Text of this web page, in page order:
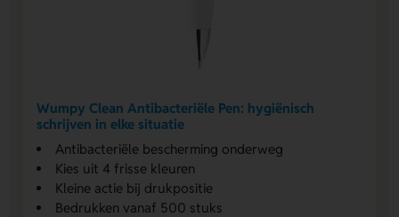
Wumpy Clean Antibacteriële Pen: hygiënisch
schrijven in elke situatie
Antibacteriële bescherming onderweg
Kies uit 4 frisse kleuren
Kleine actie bij drukpositie
Bedrukken vanaf 500 stuks